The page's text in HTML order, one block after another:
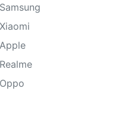
Samsung
Xiaomi
Apple
Realme
Oppo